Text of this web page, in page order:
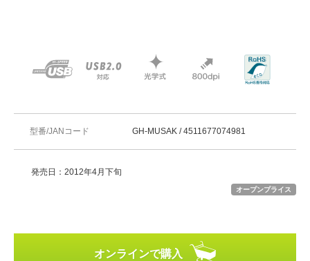
型番/JANコード GH-MUSAK / 4511677074981
発売日：2012年4月下旬
オープンプライス
オンラインで購入